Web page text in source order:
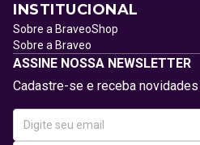
INSTITUCIONAL
Sobre a BraveoShop
Sobre a Braveo
ASSINE NOSSA NEWSLETTER
Cadastre-se e receba